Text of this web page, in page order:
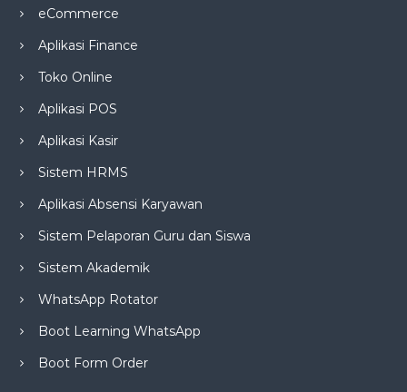
eCommerce
Aplikasi Finance
Toko Online
Aplikasi POS
Aplikasi Kasir
Sistem HRMS
Aplikasi Absensi Karyawan
Sistem Pelaporan Guru dan Siswa
Sistem Akademik
WhatsApp Rotator
Boot Learning WhatsApp
Boot Form Order